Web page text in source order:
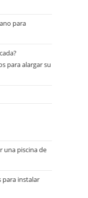
para
para alargar su
una piscina de
para instalar